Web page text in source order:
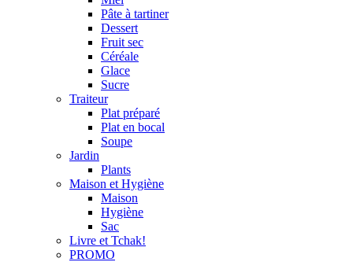
Pâte à tartiner
Dessert
Fruit sec
Céréale
Glace
Sucre
Traiteur
Plat préparé
Plat en bocal
Soupe
Jardin
Plants
Maison et Hygiène
Maison
Hygiène
Sac
Livre et Tchak!
PROMO